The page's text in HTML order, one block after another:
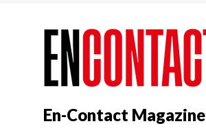
En-Contact Magazine